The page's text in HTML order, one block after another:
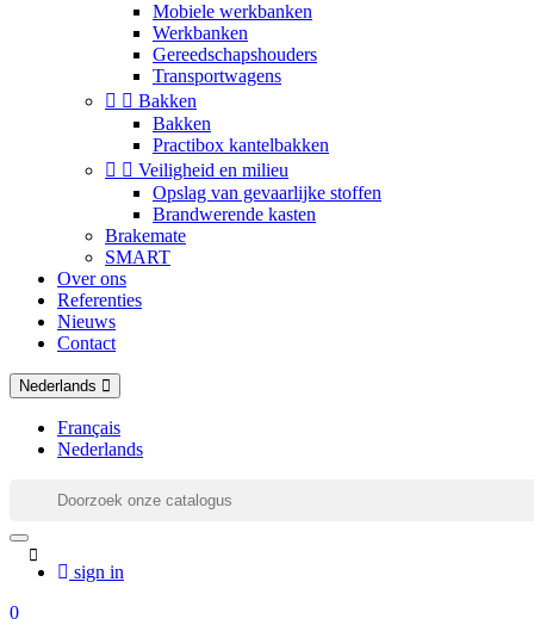
Mobiele werkbanken
Werkbanken
Gereedschapshouders
Transportwagens
  Bakken
Bakken
Practibox kantelbakken
  Veiligheid en milieu
Opslag van gevaarlijke stoffen
Brandwerende kasten
Brakemate
SMART
Over ons
Referenties
Nieuws
Contact
Nederlands
Français
Nederlands
sign in
0